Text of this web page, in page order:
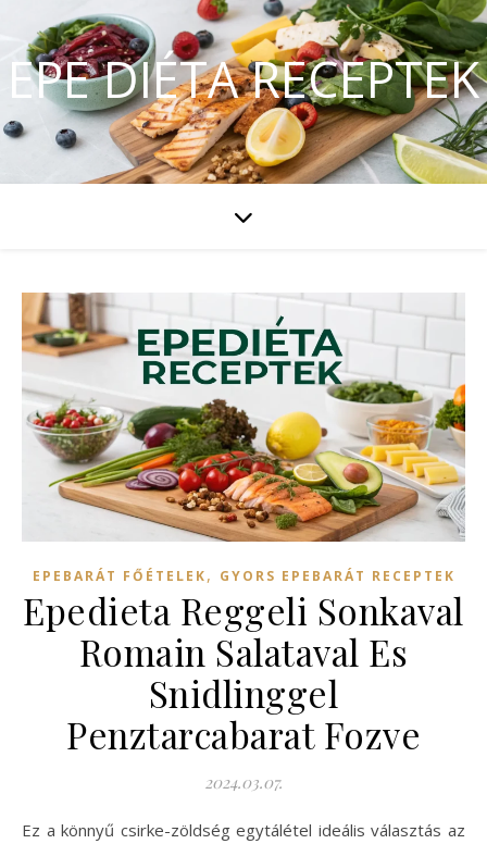
EPE DIÉTA RECEPTEK
EPEBARÁT FŐÉTELEK, GYORS EPEBARÁT RECEPTEK
Epedieta Reggeli Sonkaval
Romain Salataval Es
Snidlinggel
Penztarcabarat Fozve
2024.03.07.
Ez a könnyű csirke-zöldség egytálétel ideális választás az